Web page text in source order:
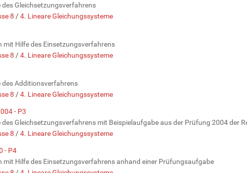
Gleichsetzungsverfahrens
8 /4. Lineare Gleichungssysteme
mit Hilfe des Einsetzungsverfahrens
8 /4. Lineare Gleichungssysteme
des Additionsverfahrens
8 /4. Lineare Gleichungssysteme
- P3
Gleichsetzungsverfahrens mit Beispielaufgabe aus der Prüfung 2004 der
8 /4. Lineare Gleichungssysteme
- P4
mit Hilfe des Einsetzungsverfahrens anhand einer Prüfungsaufgabe